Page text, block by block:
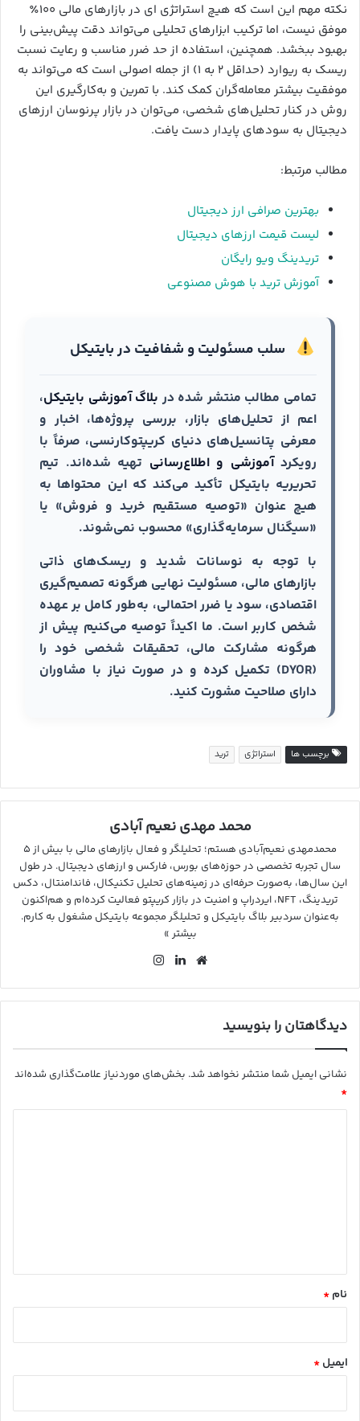
نکته مهم این است که هیچ استراتژی‌ ای در بازارهای مالی ۱۰۰٪
موفق نیست، اما ترکیب ابزارهای تحلیلی می‌تواند دقت پیش‌بینی را
بهبود ببخشد. همچنین، استفاده از حد ضرر مناسب و رعایت نسبت
ریسک به ریوارد (حداقل ۲ به ۱) از جمله اصولی است که می‌تواند به
موفقیت بیشتر معامله‌گران کمک کند. با تمرین و به‌کارگیری این
روش در کنار تحلیل‌های شخصی، می‌توان در بازار پرنوسان ارزهای
دیجیتال به سودهای پایدار دست یافت.
مطالب مرتبط:
بهترین صرافی ارز دیجیتال
لیست قیمت ارزهای دیجیتال
تریدینگ ویو رایگان
آموزش ترید با هوش مصنوعی
سلب مسئولیت و شفافیت در بایتیکل
تمامی مطالب منتشر شده در بلاگ آموزشی بایتیکل،
اعم از تحلیل‌های بازار، بررسی پروژه‌ها، اخبار و
معرفی پتانسیل‌های دنیای کریپتوکارنسی، صرفاً با
رویکردآموزشی و اطلاع‌رسانی تهیه شده‌اند. تیم
تحریریه بایتیکل تأکید می‌کند که این محتواها به
هیچ عنوان «توصیه مستقیم خرید و فروش» یا
«سیگنال سرمایه‌گذاری» محسوب نمی‌شوند.
با توجه به نوسانات شدید و ریسک‌های ذاتی
بازارهای مالی، مسئولیت نهایی هرگونه تصمیم‌گیری
اقتصادی، سود یا ضرر احتمالی، به‌طور کامل بر عهده
شخص کاربر است. ما اکیداً توصیه می‌کنیم پیش از
هرگونه مشارکت مالی، تحقیقات شخصی خود را
(DYOR) تکمیل کرده و در صورت نیاز با مشاوران
دارای صلاحیت مشورت کنید.
برچسب ها استراتژی ترید
محمد مهدی نعیم آبادی
محمدمهدی نعیم‌آبادی هستم؛ تحلیلگر و فعال بازارهای مالی با بیش از ۵
سال تجربه تخصصی در حوزه‌های بورس، فارکس و ارزهای دیجیتال. در طول
این سال‌ها، به‌صورت حرفه‌ای در زمینه‌های تحلیل تکنیکال، فاندامنتال، دکس
تریدینگ، NFT، ایردراپ و امنیت در بازار کریپتو فعالیت کرده‌ام و هم‌اکنون
به‌عنوان سردبیر بلاگ بایتیکل و تحلیلگر مجموعه بایتیکل مشغول به کارم.
بیشتر »
وب
ت
لین
ین گرا
دیدگاهتان را بنویسید
نشانی ایمیل شما منتشر نخواهد شد. بخش‌های موردنیاز علامت‌گذاری شده‌اند
*
نام *
ایمیل *